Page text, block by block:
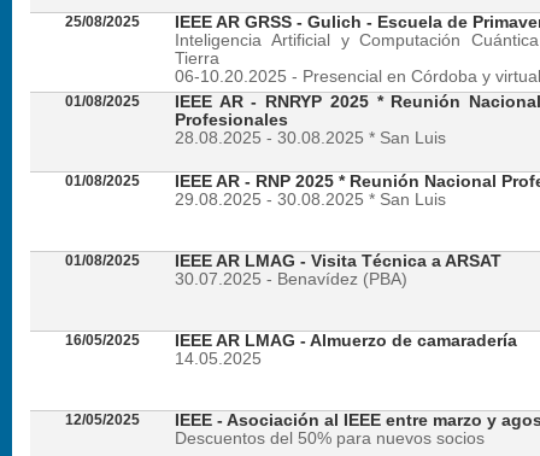
25/08/2025
IEEE AR GRSS - Gulich - Escuela de
Inteligencia Artificial y Computación
Tierra
06-10.20.2025 - Presencial en Córdoba y virtual
01/08/2025
IEEE AR - RNRYP 2025 * Reunión
Profesionales
28.08.2025 - 30.08.2025 * San Luis
01/08/2025
IEEE AR - RNP 2025 * Reunión Nacional
29.08.2025 - 30.08.2025 * San Luis
01/08/2025
IEEE AR LMAG - Visita Técnica a ARSAT
30.07.2025 - Benavídez (PBA)
16/05/2025
IEEE AR LMAG - Almuerzo de camaradería
14.05.2025
12/05/2025
IEEE - Asociación al IEEE entre marzo y
Descuentos del 50% para nuevos socios